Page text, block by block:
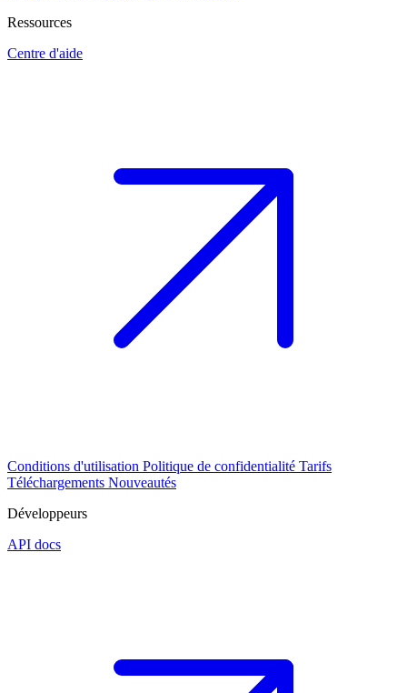
Ressources
Centre d'aide
Conditions d'utilisation Politique de confidentialité Tarifs
Téléchargements Nouveautés
Développeurs
API docs